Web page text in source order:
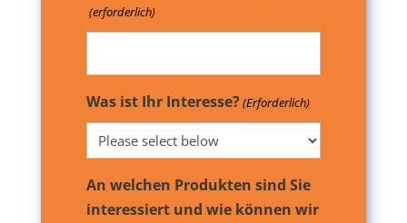
(erforderlich)
Was ist Ihr Interesse?(Erforderlich)
An welchen Produkten sind Sie
interessiert und wie können wir